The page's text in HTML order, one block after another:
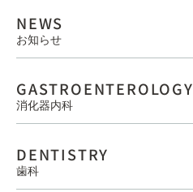
NEWS
お知らせ
GASTROENTEROLOGY
消化器内科
DENTISTRY
歯科